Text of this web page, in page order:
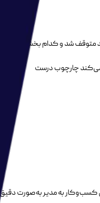
شد و کدام بخش نیاز به
می‌کند چارچوب درست
کسب‌وکار به مدیر به‌صورت دقیق